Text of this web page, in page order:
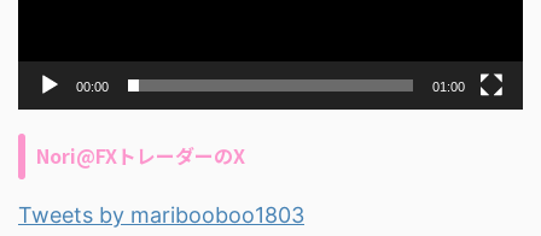
00:00 01:00
Nori@FXトレーダーのX
Tweets by maribooboo1803